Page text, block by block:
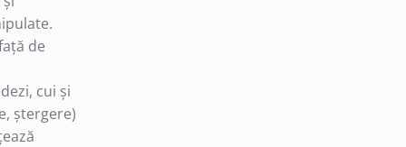
de
cui și
ștergere)